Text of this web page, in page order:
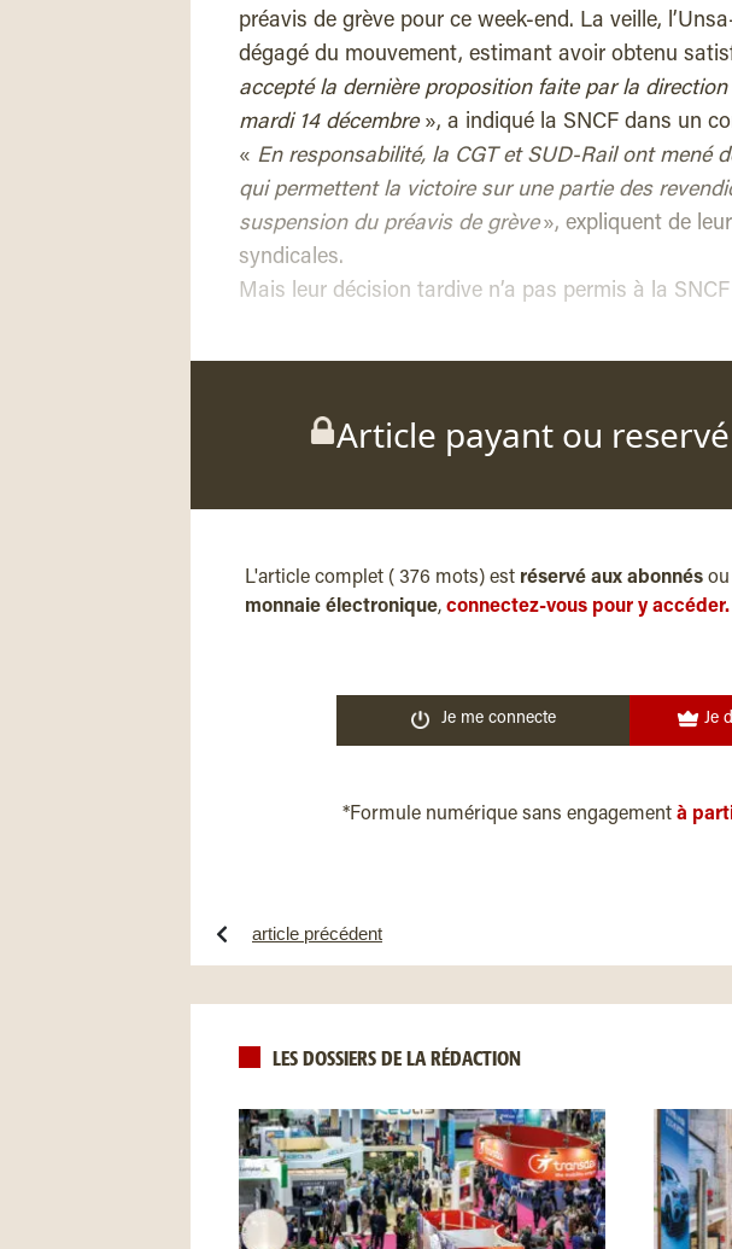
préavis de grève pour ce week-end. La veille,
dégagé du mouvement, estimant avoir obtenu
accepté la dernière proposition faite par la direction
mardi 14 décembre», a indiqué la SNCF dans un
« En responsabilité, la CGT et SUD-Rail ont mené
qui permettent la victoire sur une partie des
suspension du préavis de grève», expliquent de
syndicales.
Mais leur décision tardive n’a pas permis à la
Article payant ou
L'article complet ( 376 mots) est réservé aux abonnés ou
monnaie électronique, connectez-vous pour y accéder.
Je me connecte
*Formule numérique sans engagement à
article précédent
LES DOSSIERS DE LA RÉDACTION